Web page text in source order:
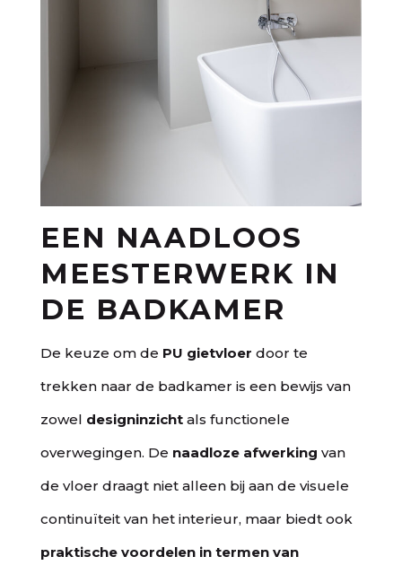
EEN NAADLOOS
MEESTERWERK IN
DE BADKAMER
De keuze om de PU gietvloer door te
trekken naar de badkamer is een bewijs van
zowel designinzichtals functionele
overwegingen. De naadloze afwerking van
de vloer draagt niet alleen bij aan de visuele
continuïteit van het interieur, maar biedt ook
praktische voordelen in termen van